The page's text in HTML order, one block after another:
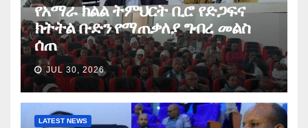
የአማራ ክልል ትምህርት ቢሮ የድጋፍና
ክትትል ቡድን የማጠቃለያ ግብረ መልስ
ሰጠ
JUL 30, 2026
LATEST NEWS